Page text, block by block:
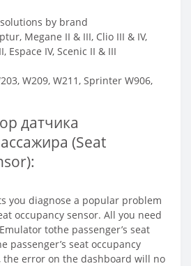
by brand
Megane II & III, Clio III & IV,
Espace IV, Scenic II & III
W209, W211, Sprinter W906,
датчика
(Seat
you diagnose a popular problem
occupancy sensor. All you need
tothe passenger’s seat
passenger’s seat occupancy
the error on the dashboard will no